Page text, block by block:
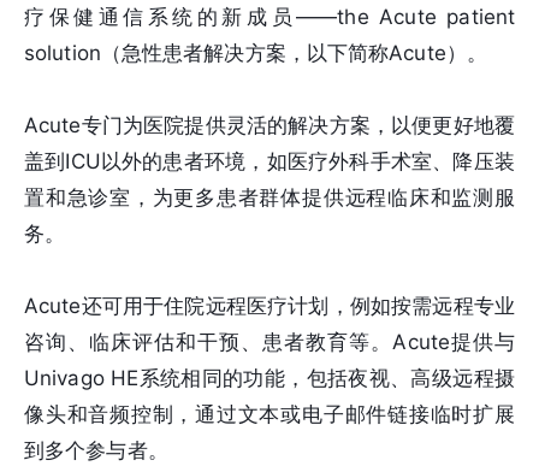
疗保健通信系统的新成员——the Acute patient
solution（急性患者解决方案，以下简称Acute）。
Acute专门为医院提供灵活的解决方案，以便更好地覆
盖到ICU以外的患者环境，如医疗外科手术室、降压装
置和急诊室，为更多患者群体提供远程临床和监测服
务。
Acute还可用于住院远程医疗计划，例如按需远程专业
咨询、临床评估和干预、患者教育等。Acute提供与
Univago HE系统相同的功能，包括夜视、高级远程摄
像头和音频控制，通过文本或电子邮件链接临时扩展
到多个参与者。